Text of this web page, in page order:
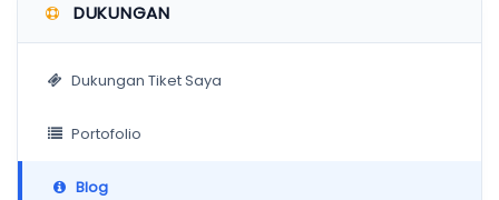
DUKUNGAN
Dukungan Tiket Saya
Portofolio
Blog